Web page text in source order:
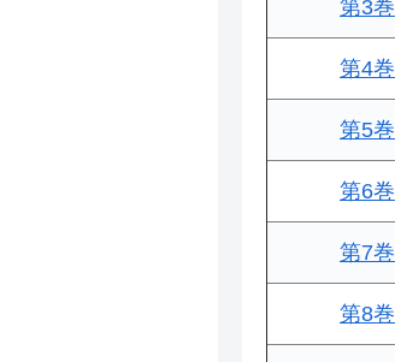
第3巻
第4巻
第5巻
第6巻
第7巻
第8巻